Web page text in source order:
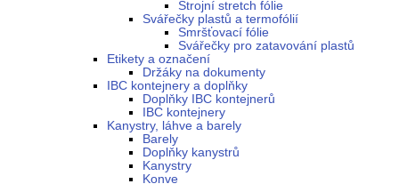
Strojní stretch fólie
Svářečky plastů a termofólií
Smršťovací fólie
Svářečky pro zatavování plastů
Etikety a označení
Držáky na dokumenty
IBC kontejnery a doplňky
Doplňky IBC kontejnerů
IBC kontejnery
Kanystry, láhve a barely
Barely
Doplňky kanystrů
Kanystry
Konve